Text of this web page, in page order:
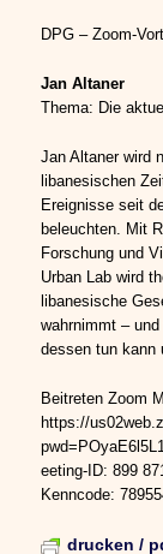
DPG – Zoom-
Jan Altaner
Thema: Die
Jan Altaner wird
libanesischen
Ereignisse seit
beleuchten. Mit
Forschung und
Urban Lab wird
libanesische
wahrnimmt –
dessen tun kann
Beitreten Zoom
https://
eeting-ID: 899
Kenncode:
drucken /